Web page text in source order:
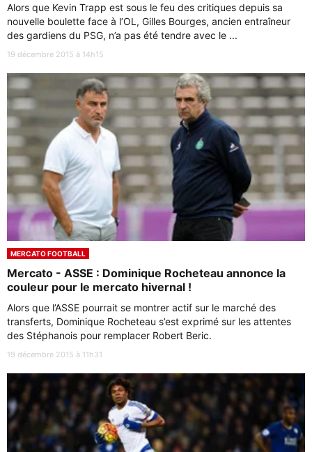
Alors que Kevin Trapp est sous le feu des critiques depuis sa
nouvelle boulette face à l’OL, Gilles Bourges, ancien entraîneur
des gardiens du PSG, n’a pas été tendre avec le ...
19 décembre 2015 à 14h15
MERCATO FOOTBALL
Mercato - ASSE : Dominique Rocheteau annonce la
couleur pour le mercato hivernal !
Alors que l’ASSE pourrait se montrer actif sur le marché des
transferts, Dominique Rocheteau s’est exprimé sur les attentes
des Stéphanois pour remplacer Robert Beric.
19 décembre 2015 à 11h31